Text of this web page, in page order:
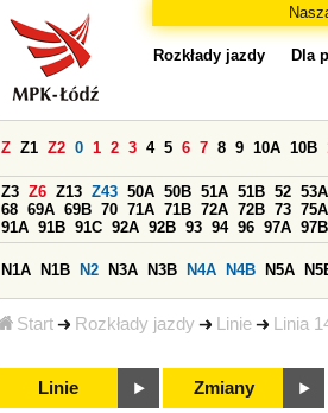
Start Rozkłady jazdy Linie Linia
Rozkłady jazdy Dla
Z Z1 Z2 0 1 2 3 4 5 6 7 8 9 10A 10B
Z3 Z6 Z13 Z43 50A 50B 51A 51B 52 53A
68 69A 69B 70 71A 71B 72A 72B 73 75A
91A 91B 91C 92A 92B 93 94 96 97A 97B
N1A N1B N2 N3A N3B N4A N4B N5A
Linie Zmiany